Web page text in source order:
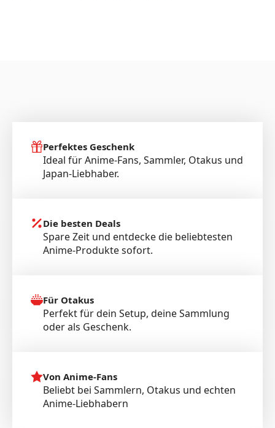
Perfektes Geschenk
Ideal für Anime-Fans, Sammler, Otakus und
Japan-Liebhaber.
Die besten Deals
Spare Zeit und entdecke die beliebtesten
Anime-Produkte sofort.
Für Otakus
Perfekt für dein Setup, deine Sammlung
oder als Geschenk.
Von Anime-Fans
Beliebt bei Sammlern, Otakus und echten
Anime-Liebhabern